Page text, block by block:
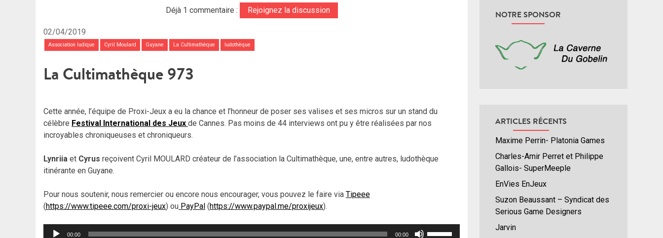
Déjà 1 commentaire : Rejoignez la discussion
02/04/2019
Association ludique Cyril Moulard Guyane La Cultimathèque ludothèque
La Cultimathèque 973
Cette année, l’équipe de Proxi-Jeux a eu la chance et l’honneur de poser ses valises et ses micros sur un stand du
célèbre Festival International des Jeux de Cannes. Pas moins de 44 interviews ont pu y être réalisées par nos
incroyables chroniqueuses et chroniqueurs.
Lynriia et Cyrus reçoivent Cyril MOULARD créateur de l’association la Cultimathèque, une, entre autres, ludothèque
itinérante en Guyane.
Pour nous soutenir, nous remercier ou encore nous encourager, vous pouvez le faire via Tipeee
(https://www.tipeee.com/proxi-jeux) ou PayPal (https://www.paypal.me/proxijeux).
Lecteur
00:00 00:00
NOTRE SPONSOR
ARTICLES RÉCENTS
Maxime Perrin- Platonia Games
Charles-Amir Perret et Philippe
Gallois- SuperMeeple
EnVies EnJeux
Suzon Beaussant – Syndicat des
Serious Game Designers
Jarvin